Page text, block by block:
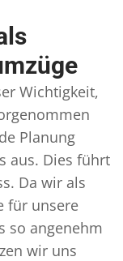
Wichtigkeit,
Planung
aus. Dies führt
Da wir als
für unsere
so angenehm
wir uns